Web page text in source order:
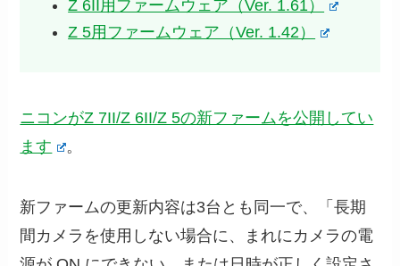
Z 6II用ファームウェア（Ver. 1.61）
Z 5用ファームウェア（Ver. 1.42）
ニコンがZ 7II/Z 6II/Z 5の新ファームを公開してい
ます
。
新ファームの更新内容は3台とも同一で、「長期
間カメラを使用しない場合に、まれにカメラの電